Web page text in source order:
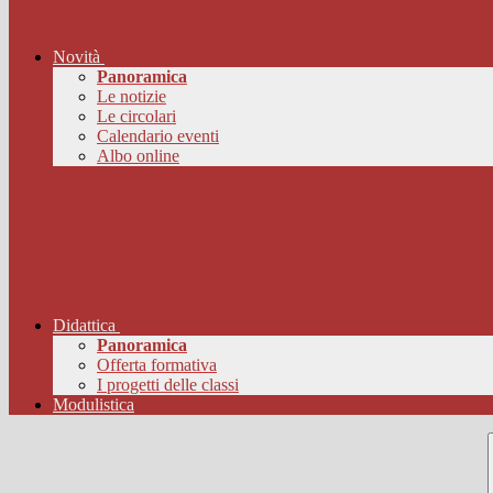
Novità
Panoramica
Le notizie
Le circolari
Calendario eventi
Albo online
Didattica
Panoramica
Offerta formativa
I progetti delle classi
Modulistica